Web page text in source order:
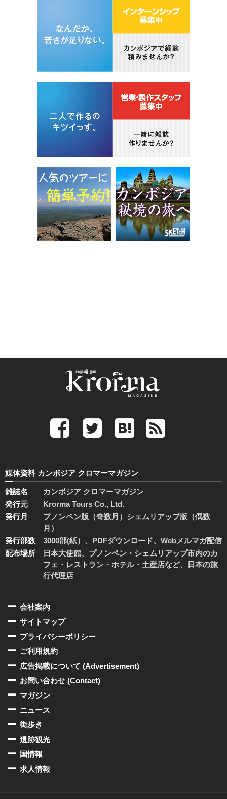
媒体資料 カンボジア クロマーマガジン
雑誌名
カンボジア クロマーマガジン
発行元
Krorma Tours Co., Ltd.
発行月
プノンペン版（奇数月）シェムリアップ版（偶数
月）
発行部数
3000部(紙）、PDFダウンロード、Webメルマガ配信
配布場所
日本大使館、プノンペン・シェムリアップ市内のカ
フェ・レストラン・ホテル・土産店など、日本の旅
行代理店
会社案内
サイトマップ
プライバシーポリシー
ご利用規約
広告掲載について (Advertisement)
お問い合わせ (Contact)
マガジン
ニュース
街歩き
遺跡観光
国情報
求人情報